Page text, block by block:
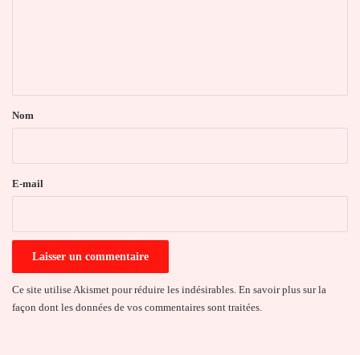
a
e
Nom
E-mail
Ce site utilise Akismet pour réduire les indésirables. En savoir plus sur la
façon dont les données de vos commentaires sont traitées.